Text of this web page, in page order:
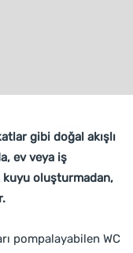
gibi doğal akışlı
ev veya iş
oluşturmadan,
pompalayabilen WC